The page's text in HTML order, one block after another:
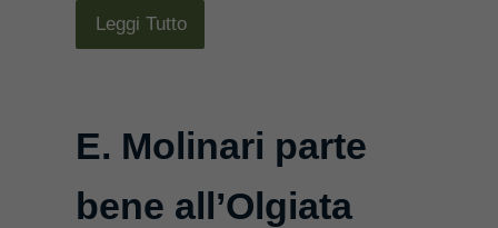
Leggi Tutto
E. Molinari parte
bene all’Olgiata